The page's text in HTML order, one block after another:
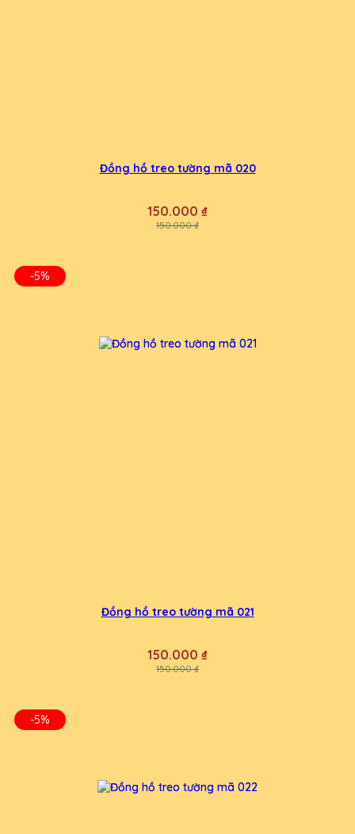
Đồng hồ treo tường mã 020
150.000 ₫
150.000 ₫
-5%
Đồng hồ treo tường mã 021
150.000 ₫
150.000 ₫
-5%